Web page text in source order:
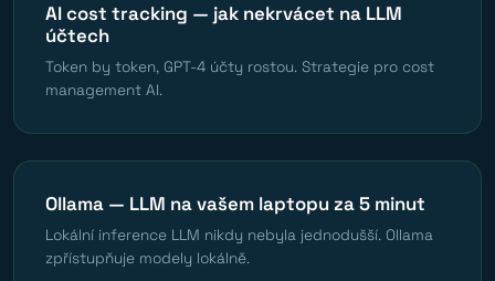
AI cost tracking — jak nekrvácet na LLM
účtech
Token by token, GPT-4 účty rostou. Strategie pro cost
management AI.
Ollama — LLM na vašem laptopu za 5 minut
Lokální inference LLM nikdy nebyla jednodušší. Ollama
zpřístupňuje modely lokálně.